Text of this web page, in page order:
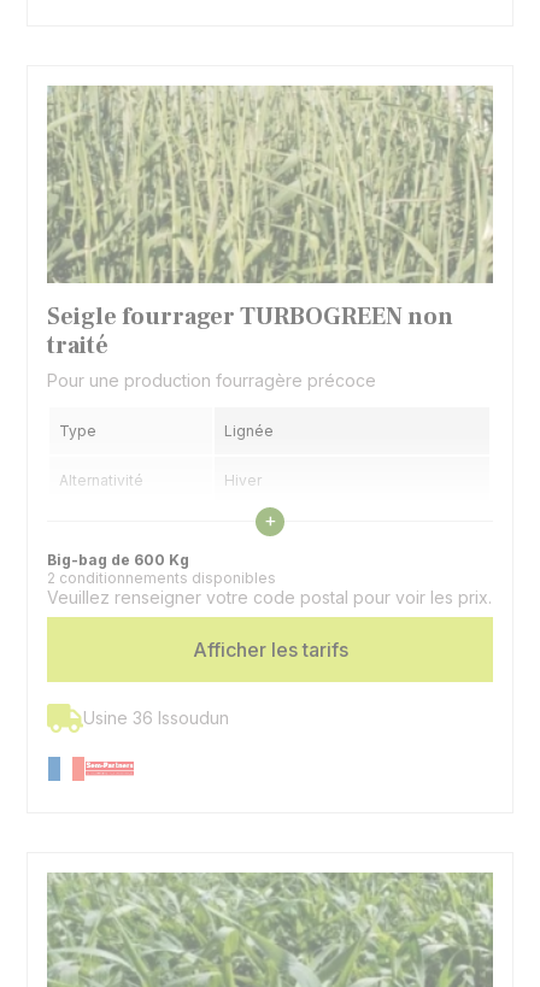
Seigle fourrager TURBOGREEN non
traité
Pour une production fourragère précoce
Type Lignée
Alternativité Hiver
Très précoce
Utilisation Fourrager, méthanisation, couvert
Voir les caractéristiques
+
Big-bag de 600 Kg
2 conditionnements disponibles
Veuillez renseigner votre code postal pour voir les prix.
Afficher les tarifs
Usine 36 Issoudun